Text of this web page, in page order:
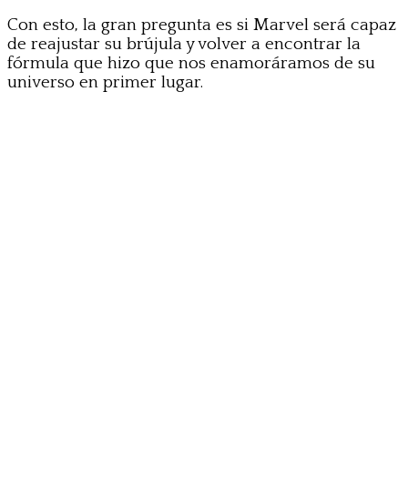
Con esto, la gran pregunta es si Marvel será capaz
de reajustar su brújula y volver a encontrar la
fórmula que hizo que nos enamoráramos de su
universo en primer lugar.